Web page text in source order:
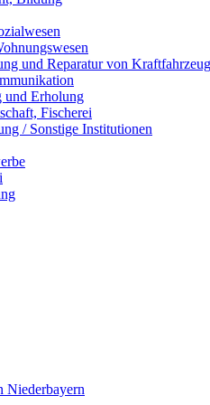
und Reparatur von
und Erholung
Fischerei
/ Sonstige Institutionen
Niederbayern